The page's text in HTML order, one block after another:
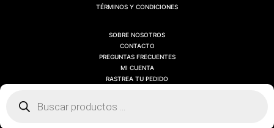
TÉRMINOS Y CONDICIONES
SOBRE NOSOTROS
CONTACTO
PREGUNTAS FRECUENTES
MI CUENTA
RASTREA TU PEDIDO
Búsqueda